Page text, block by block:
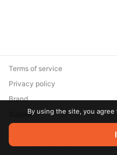
© 2026 Zaya Solutions
are the property of their
Terms of service
Privacy policy
Brand
SupportBy using the site, you